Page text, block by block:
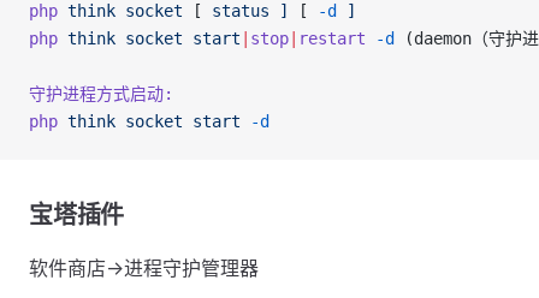
php think socket [ status ] [ -d
]
php think socket start stop restart -d (daemon（守护
守护进程方式启动:
php think socket start -d
宝塔插件
软件商店->进程守护管理器